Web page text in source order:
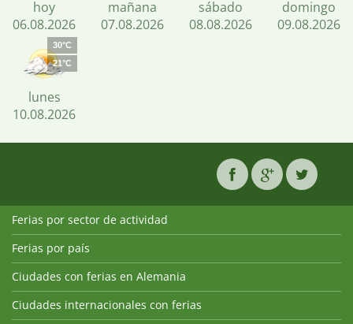
hoy
06.08.2026
mañana
07.08.2026
sábado
08.08.2026
domingo
09.08.2026
30°C
21°C
lunes
10.08.2026
Ferias por sector de actividad
Ferias por país
Ciudades con ferias en Alemania
Ciudades internacionales con ferias